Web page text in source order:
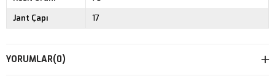
Jant Çapı
17
YORUMLAR(0)